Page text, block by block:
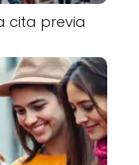
cita previa